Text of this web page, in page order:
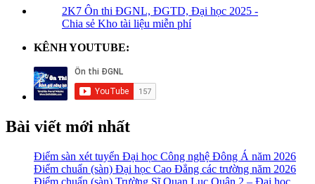
2K7 Ôn thi ĐGNL, ĐGTD, Đại học 2025 -
Chia sẻ Kho tài liệu miễn phí
KÊNH YOUTUBE:
Bài viết mới nhất
Điểm sàn xét tuyển Đại học Công nghệ Đông Á năm 2026
Điểm chuẩn (sàn) Đại học Cao Đẳng các trường năm 2026
Điểm chuẩn (sàn) Trường Sĩ Quan Lục Quân 2 – Đại học